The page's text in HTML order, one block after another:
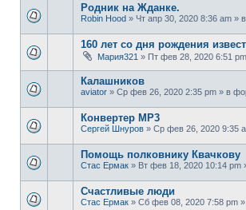
Родник на Жданке.
Robin Hood » Чт апр 30, 2020 8:36 am »
160 лет со дня рождения
Мария321 » Пт фев 28, 2020 6:51
Калашников
aviator » Ср фев 26, 2020 2:35 pm » в
Конвертер MP3
Сергей Шнуров » Ср фев 26, 2020 9:35
Помощь полковнику Квачкову
Стас Ермак » Вт фев 18, 2020 10:14 pm
Счастливые люди
Стас Ермак » Сб фев 08, 2020 7:58 pm